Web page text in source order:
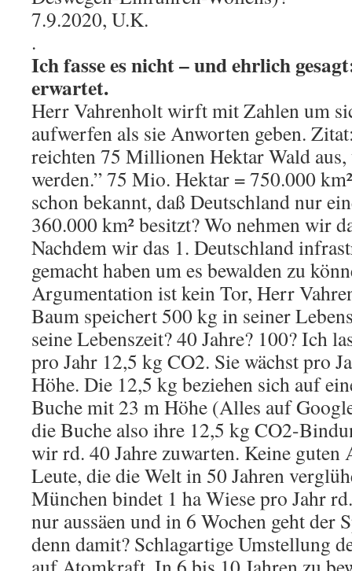
7.9.2020, U.K.
.
Ich fasse es nicht – und ehrlich
erwartet.
Herr Vahrenholt wirft mit Zahlen um
aufwerfen als sie Anworten geben.
reichten 75 Millionen Hektar Wald
werden.” 75 Mio. Hektar = 750.000
schon bekannt, daß Deutschland nur
360.000 km² besitzt? Wo nehmen wir
Nachdem wir das 1. Deutschland
gemacht haben um es bewalden zu
Argumentation ist kein Tor, Herr
Baum speichert 500 kg in seiner
seine Lebenszeit? 40 Jahre? 100? Ich
pro Jahr 12,5 kg CO2. Sie wächst pro
Höhe. Die 12,5 kg beziehen sich auf
Buche mit 23 m Höhe (Alles auf
die Buche also ihre 12,5 kg CO2-
wir rd. 40 Jahre zuwarten. Keine guten
Leute, die die Welt in 50 Jahren
München bindet 1 ha Wiese pro Jahr
nur aussäen und in 6 Wochen geht der
denn damit? Schlagartige Umstellung